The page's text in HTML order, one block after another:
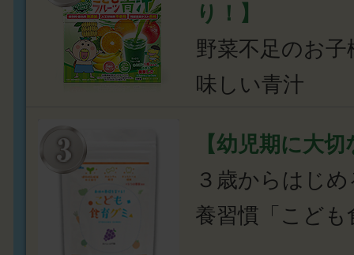
り！】
野菜不足のお
味しい青汁
【幼児期に大
３歳からはじ
養習慣「こども